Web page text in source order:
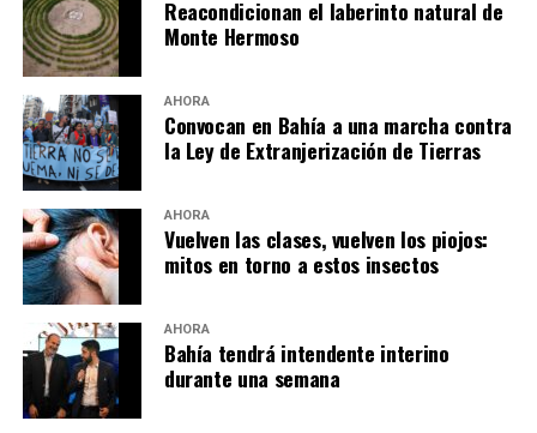
Reacondicionan el laberinto natural de
Monte Hermoso
AHORA
Convocan en Bahía a una marcha contra
la Ley de Extranjerización de Tierras
AHORA
Vuelven las clases, vuelven los piojos:
mitos en torno a estos insectos
AHORA
Bahía tendrá intendente interino
durante una semana